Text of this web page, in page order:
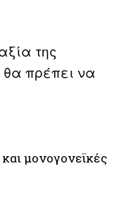
της
θα πρέπει να
μονογονεϊκές